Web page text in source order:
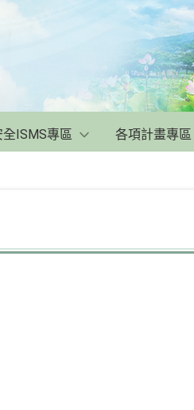
ISMS專區 各項計畫專區